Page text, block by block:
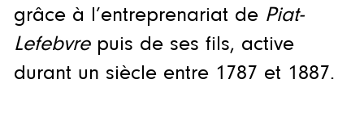
grâce à l’entreprenariat de Piat-
Lefebvrepuis de ses fils, active
durant un siècle entre 1787 et 1887.